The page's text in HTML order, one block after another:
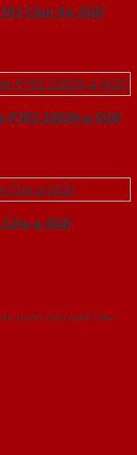
Căm Xe-SGD
23029-a-SGD
a-SGD
chuẩn công nghệ Châu